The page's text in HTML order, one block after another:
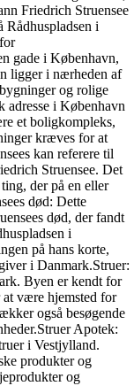
Friedrich Struensee
Rådhuspladsen i
gade i København,
ligger i nærheden af
og rolige
adresse i København
et boligkompleks,
kræves for at
kan referere til
Struensee. Det
der på en eller
død: Dette
død, der fandt
i
på hans korte,
i Danmark.Struer:
Byen er kendt for
være hjemsted for
også besøgende
Apotek:
i Vestjylland.
produkter og
og